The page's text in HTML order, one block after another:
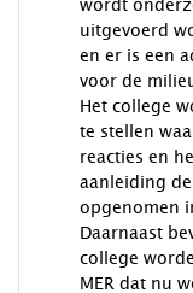
wordt
uitgevoerd
en er is een
voor de
Het college
te stellen
reacties en
aanleiding
opgenomen
Daarnaast
college
MER dat nu